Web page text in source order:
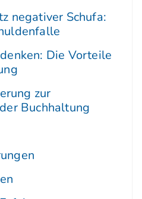
negativer Schufa:
Die Vorteile
zur
Buchhaltung